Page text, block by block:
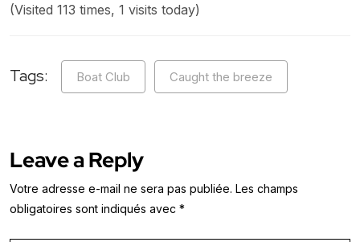
(Visited 113 times, 1 visits today)
Tags: Boat Club Caught the breeze
Leave a Reply
Votre adresse e-mail ne sera pas publiée. Les champs
obligatoires sont indiqués avec *